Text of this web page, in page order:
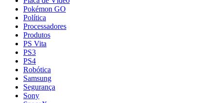
Pokémon GO
Política
Processadores
Produtos
PS Vita
PS3
PS4
Robótica
Samsung
Segurança
Sony